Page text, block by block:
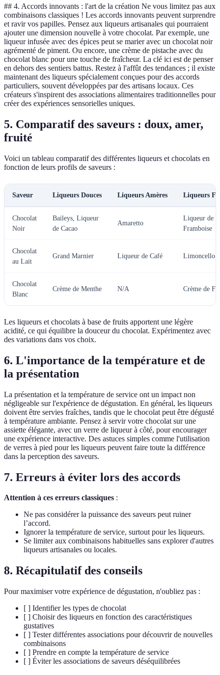
## 4. Accords innovants : l'art de la création Ne vous limitez pas aux
combinaisons classiques ! Les accords innovants peuvent surprendre
et ravir vos papilles. Pensez aux liqueurs artisanales qui pourraient
ajouter une dimension nouvelle à votre chocolat. Par exemple, une
liqueur infusée avec des épices peut se marier avec un chocolat noir
agrémenté de piment. Ou encore, une crème de pistache avec du
chocolat blanc pour une touche de fraîcheur. La clé ici est de penser
en dehors des sentiers battus. Restez à l'affût des tendances ; il existe
maintenant des liqueurs spécialement conçues pour des accords
particuliers, souvent développées par des artisans locaux. Ces
créateurs s'inspirent des associations alimentaires traditionnelles pour
créer des expériences sensorielles uniques.
5. Comparatif des saveurs : doux, amer,
fruité
Voici un tableau comparatif des différentes liqueurs et chocolats en
fonction de leurs profils de saveurs :
Saveur Liqueurs Douces Liqueurs Amères Liqueurs
Chocolat
Noir
Baileys, Liqueur
de Cacao
Amaretto
Liqueur de
Framboise
Chocolat
au Lait
Grand Marnier Liqueur de Café Limoncello
Chocolat
Blanc
Crème de Menthe N/A Crème de
Les liqueurs et chocolats à base de fruits apportent une légère
acidité, ce qui équilibre la douceur du chocolat. Expérimentez avec
des variations dans vos choix.
6. L'importance de la température et de
la présentation
La présentation et la température de service ont un impact non
négligeable sur l'expérience de dégustation. En général, les liqueurs
doivent être servies fraîches, tandis que le chocolat peut être dégusté
à température ambiante. Pensez à servir votre chocolat sur une
assiette élégante, avec un verre de liqueur à côté, pour encourager
une expérience interactive. Des astuces simples comme l'utilisation
de verres à pied pour les liqueurs peuvent faire toute la différence
dans la perception des saveurs.
7. Erreurs à éviter lors des accords
Attention à ces erreurs classiques :
Ne pas considérer la puissance des saveurs peut ruiner
l’accord.
Ignorer la température de service, surtout pour les liqueurs.
Se limiter aux combinaisons habituelles sans explorer d'autres
liqueurs artisanales ou locales.
8. Récapitulatif des conseils
Pour maximiser votre expérience de dégustation, n'oubliez pas :
[ ] Identifier les types de chocolat
[ ] Choisir des liqueurs en fonction des caractéristiques
gustatives
[ ] Tester différentes associations pour découvrir de nouvelles
combinaisons
[ ] Prendre en compte la température de service
[ ] Éviter les associations de saveurs déséquilibrées